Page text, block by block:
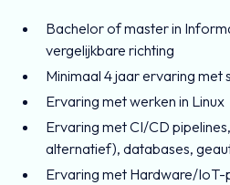
Bachelor of master in
vergelijkbare richting
Minimaal 4 jaar ervaring
Ervaring met werken in Linux
Ervaring met CI/CD
alternatief), databases,
Ervaring met Hardware/IoT-